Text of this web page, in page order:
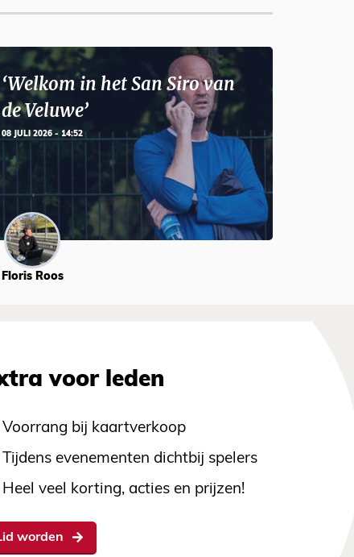
‘Welkom in het San Siro van
de Veluwe’
08 JULI 2026 - 14:52
Floris Roos
voor leden
Voorrang bij kaartverkoop
Tijdens evenementen dichtbij spelers
Heel veel korting, acties en prijzen!
worden